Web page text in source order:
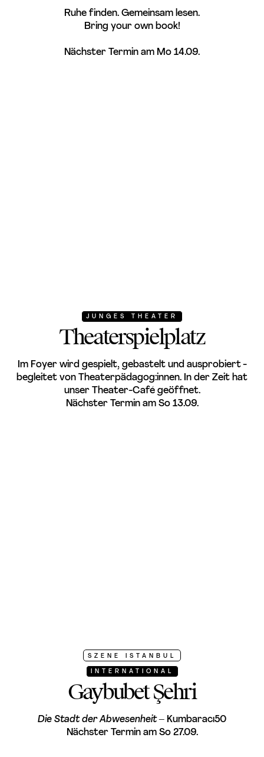
Ruhe finden. Gemeinsam lesen.
Bring your own book!
Nächster Termin am Mo 14.09.
JUNGES THEATER
Theaterspielplatz
Im Foyer wird gespielt, gebastelt und ausprobiert -
begleitet von Theaterpädagog:innen. In der Zeit hat
unser Theater-Café geöffnet.
Nächster Termin am So 13.09.
SZENE ISTANBUL
INTERNATIONAL
Gaybubet Şehri
Die Stadt der Abwesenheit– Kumbaracı50
Nächster Termin am So 27.09.